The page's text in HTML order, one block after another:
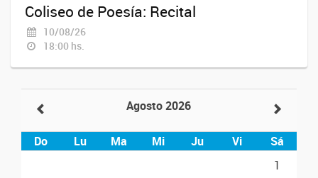
Coliseo de Poesía: Recital
10/08/26
18:00 hs.
Agosto 2026
Do Lu Ma Mi Ju Vi
Sá
1